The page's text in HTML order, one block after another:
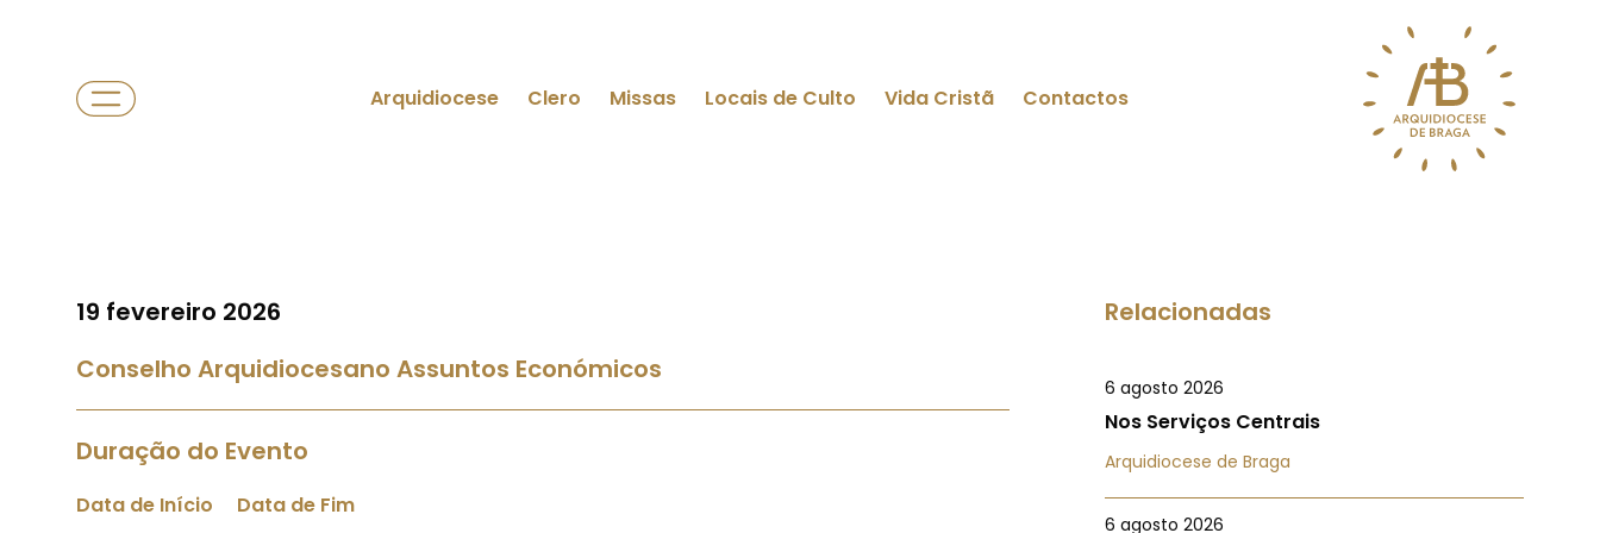
Arquidiocese Clero Missas Locais de Culto Vida Cristã Contactos
19 fevereiro 2026
Conselho Arquidiocesano Assuntos Económicos
Duração do Evento
Data de Início Data de Fim
Relacionadas
6 agosto 2026
Nos Serviços Centrais
Arquidiocese de Braga
6 agosto 2026